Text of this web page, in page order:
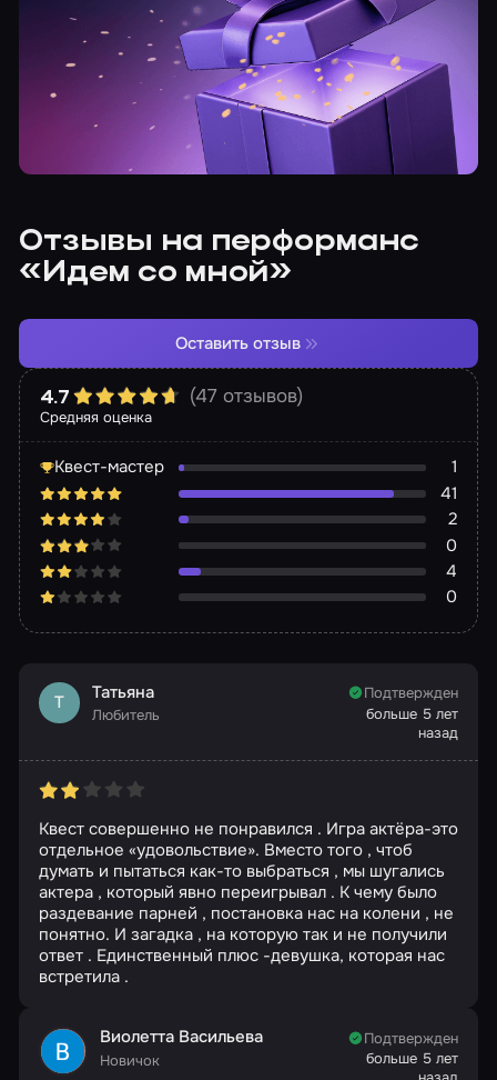
Отзывы на перформанс
«Идем со мной»
Средняя оценка
4.7 (47 отзывов)
Квест-мастер
1
41
2
0
4
0
Оставить отзыв
Т Татьяна
Любитель
Подтвержден
больше 5 лет
назад
Квест совершенно не понравился . Игра актёра-это
отдельное «удовольствие». Вместо того , чтоб
думать и пытаться как-то выбраться , мы шугались
актера , который явно переигрывал . К чему было
раздевание парней , постановка нас на колени , не
понятно. И загадка , на которую так и не получили
ответ . Единственный плюс -девушка, которая нас
встретила .
Виолетта Васильева
Новичок
Подтвержден
больше 5 лет